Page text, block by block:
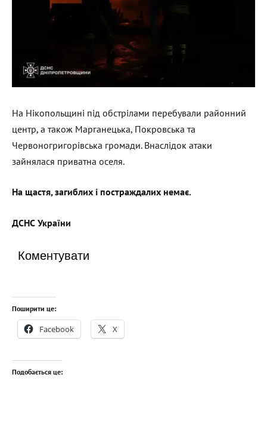
На Нікопольщині під обстрілами перебували районний
центр, а також Марганецька, Покровська та
Червоногригорівська громади. Внаслідок атаки
зайнялася приватна оселя.
На щастя, загиблих і постраждалих немає.
ДСНС України
Коментувати
Поширити це:
Facebook X
Подобається це: